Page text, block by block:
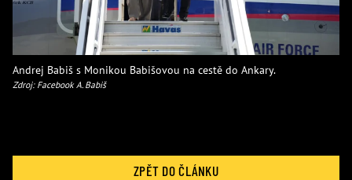
Andrej Babiš s Monikou Babišovou na cestě do Ankary.
Zdroj: Facebook A. Babiš
ZPĚT DO ČLÁNKU